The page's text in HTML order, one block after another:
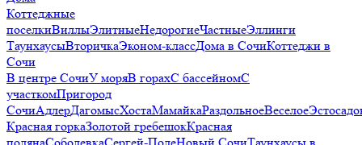
Коттеджные
поселкиВиллыЭлитныеНедорогиеЧастныеЭллинги
ТаунхаусыВторичкаЭконом-классДома в СочиКоттеджи в
Сочи
В центре СочиУ моряВ горахС бассейномС
участкомПригород
СочиАдлерДагомысХостаМамайкаРаздольноеВеселое
Красная горкаЗолотой гребешокКрасная